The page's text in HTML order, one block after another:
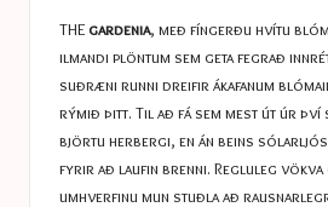
THE gardenia, með fíngerðu hvítu
ilmandi plöntum sem geta fegrað
suðræni runni dreifir ákafanum
rýmið þitt. Til að fá sem mest út úr því
björtu herbergi, en án beins
fyrir að laufin brenni. Regluleg
umhverfinu mun stuðla að